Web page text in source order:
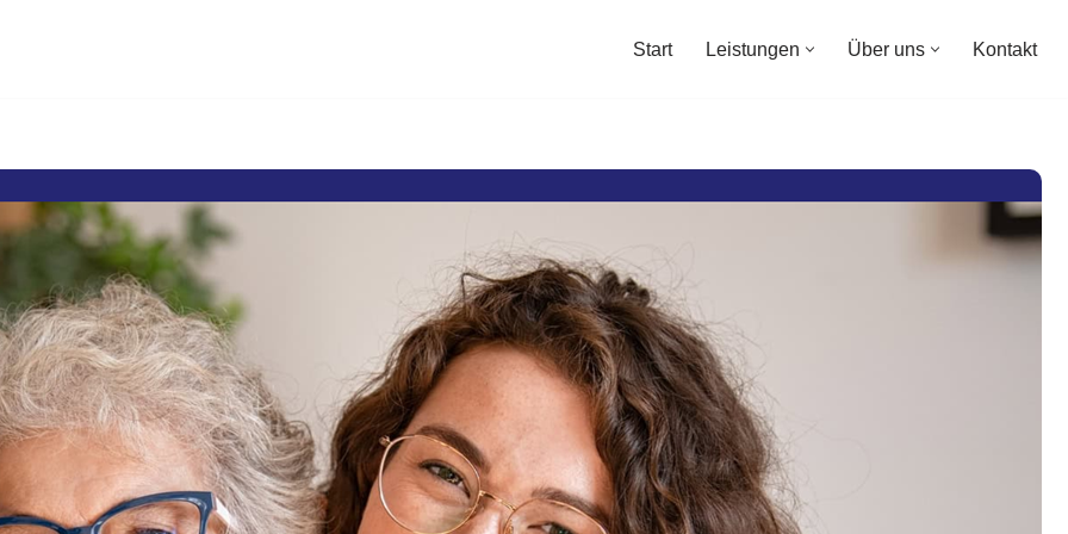
Start Leistungen Über uns Kontakt